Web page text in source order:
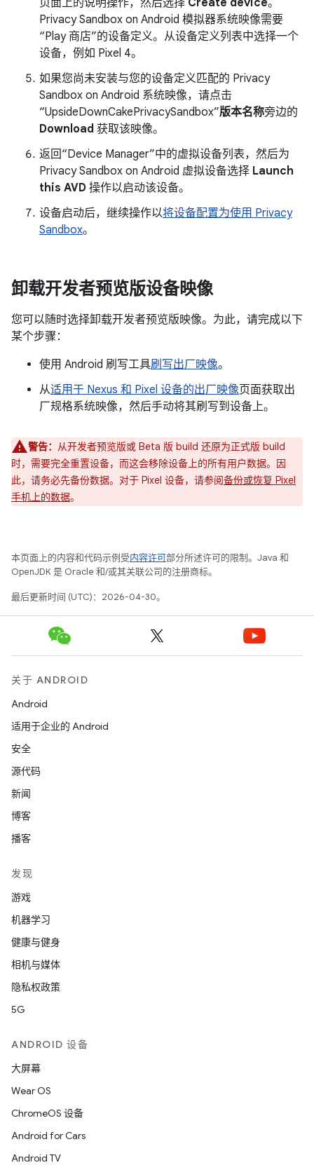
页面上的说明操作，然后选择 Create device。
Privacy Sandbox on Android 模拟器系统映像需要
“Play 商店”的设备定义。从设备定义列表中选择一个
设备，例如 Pixel 4。
如果您尚未安装与您的设备定义匹配的 Privacy
Sandbox on Android 系统映像，请点击
“UpsideDownCakePrivacySandbox”版本名称旁边的
Download 获取该映像。
返回“Device Manager”中的虚拟设备列表，然后为
Privacy Sandbox on Android 虚拟设备选择 Launch
this AVD 操作以启动该设备。
设备启动后，继续操作以将设备配置为使用 Privacy
Sandbox。
卸载开发者预览版设备映像
您可以随时选择卸载开发者预览版映像。为此，请完成以下
某个步骤：
使用 Android 刷写工具刷写出厂映像。
从适用于 Nexus 和 Pixel 设备的出厂映像页面获取出
厂规格系统映像，然后手动将其刷写到设备上。
警告： 从开发者预览版或 Beta 版 build 还原为正式版 build
时，需要完全重置设备，而这会移除设备上的所有用户数据。因
此，请务必先备份数据。对于 Pixel 设备，请参阅备份或恢复 Pixel
手机上的数据。
本页面上的内容和代码示例受内容许可部分所述许可的限制。Java 和
OpenJDK 是 Oracle 和/或其关联公司的注册商标。
最后更新时间 (UTC)：2026-04-30。
关于 ANDROID
Android
适用于企业的 Android
安全
源代码
新闻
博客
播客
发现
游戏
机器学习
健康与健身
相机与媒体
隐私权政策
5G
ANDROID 设备
大屏幕
Wear OS
ChromeOS 设备
Android for Cars
Android TV